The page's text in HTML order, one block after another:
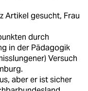
Artikel gesucht, Frau
durch
in der Pädagogik
Versuch
aber er ist sicher